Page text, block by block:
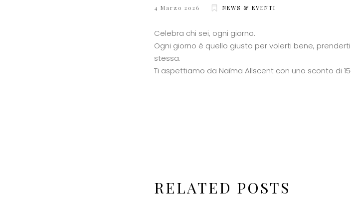
4 Marzo 2026 NEWS & EVENTI
Celebra chi sei, ogni giorno.
Ogni giorno è quello giusto per volerti bene,
stessa.
Ti aspettiamo da Naïma Allscent con uno sconto di
RELATED POSTS